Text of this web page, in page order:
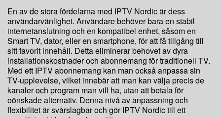
En av de stora fördelarna med IPTV Nordic är dess
användarvänlighet. Användare behöver bara en stabil
internetanslutning och en kompatibel enhet, såsom en
Smart TV, dator, eller en smartphone, för att få tillgång till
sitt favorit innehåll. Detta eliminerar behovet av dyra
installationskostnader och abonnemang för traditionell TV.
Med ett IPTV abonnemang kan man också anpassa sin
TV-upplevelse, vilket innebär att man kan välja precis de
kanaler och program man vill ha, utan att betala för
oönskade alternativ. Denna nivå av anpassning och
flexibilitet är svårslagbar och gör IPTV Nordic till ett